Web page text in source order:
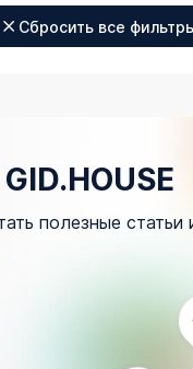
Сбросить все
полезные статьи